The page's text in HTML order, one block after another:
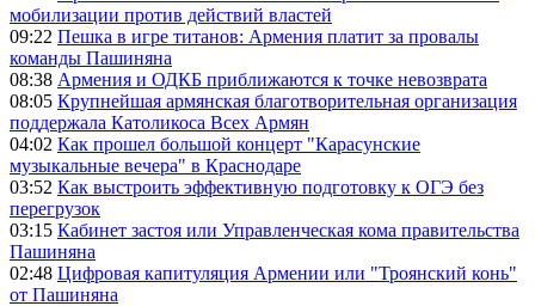
мобилизации против действий властей
09:22 Пешка в игре титанов: Армения платит за провалы
команды Пашиняна
08:38 Армения и ОДКБ приближаются к точке невозврата
08:05 Крупнейшая армянская благотворительная организация
поддержала Католикоса Всех Армян
04:02 Как прошел большой концерт "Карасунские
музыкальные вечера" в Краснодаре
03:52 Как выстроить эффективную подготовку к ОГЭ без
перегрузок
03:15 Кабинет застоя или Управленческая кома правительства
Пашиняна
02:48 Цифровая капитуляция Армении или "Троянский конь"
от Пашиняна